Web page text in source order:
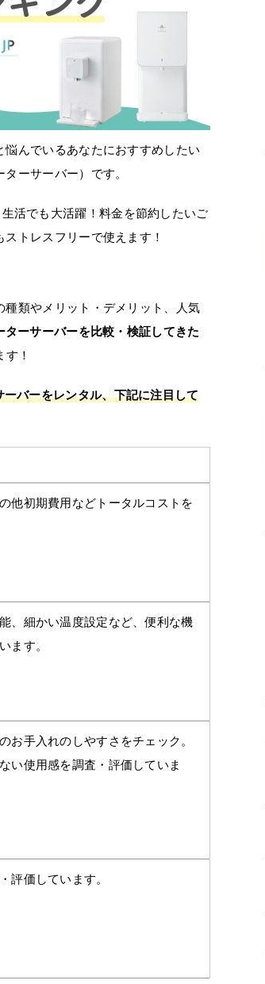
悩んでいるあなたにおすすめしたい
ーサーバー）です。
活でも大活躍！料金を節約したいご
トレスフリーで使えます！
類やメリット・デメリット、人気
ーサーバーを比較・検証してきた
！
バーをレンタル、下記に注目して
他初期費用などトータルコストを
、細かい温度設定など、便利な機
ます。
お手入れのしやすさをチェック。
い使用感を調査・評価していま
評価しています。